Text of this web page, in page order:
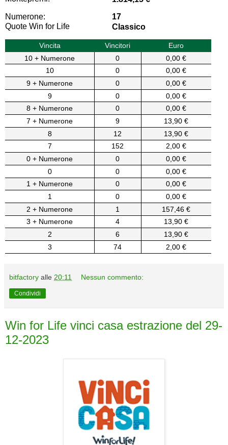
Numerone:
17
Quote Win for Life
Classico
Vincita Vincitori
Euro
10 + Numerone
0
0,00 €
10
0
0,00 €
9 + Numerone
0
0,00 €
9
0
0,00 €
8 + Numerone
0
0,00 €
7 + Numerone
9
13,90 €
8
12
13,90 €
7
152
2,00 €
0 + Numerone
0
0,00 €
0
0
0,00 €
1 + Numerone
0
0,00 €
1
0
0,00 €
2 + Numerone
1
157,46 €
3 + Numerone
4
13,90 €
2
6
13,90 €
3
74 2,00 €
bitfactory alle 20:11 Nessun commento:
Condividi
Win for Life vinci casa estrazione del 29-
12-2023